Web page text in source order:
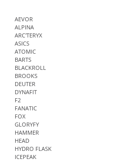
AEVOR
ALPINA
ARC'TERYX
ASICS
ATOMIC
BARTS
BLACKROLL
BROOKS
DEUTER
DYNAFIT
F2
FANATIC
FOX
GLORYFY
HAMMER
HEAD
HYDRO FLASK
ICEPEAK